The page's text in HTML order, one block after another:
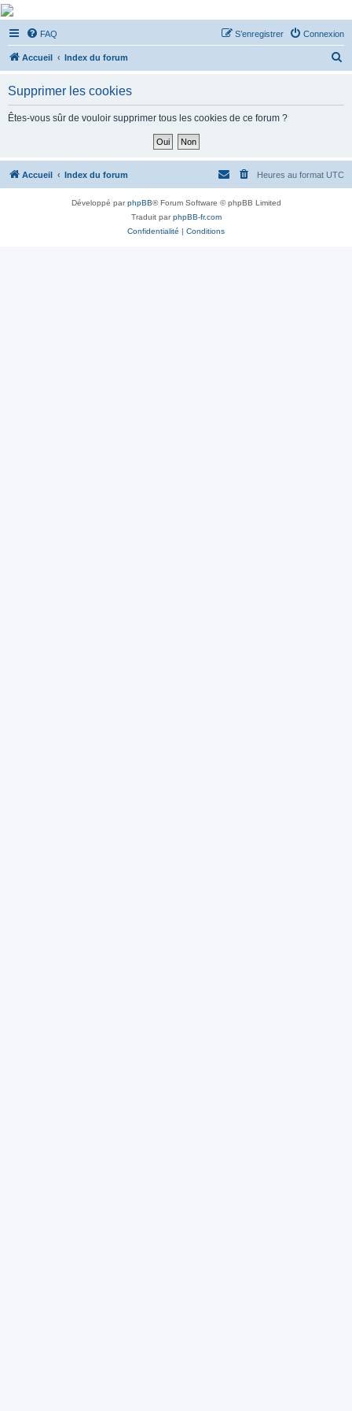
De Musicae Militari -
Forums
Forums de discussions
FAQ Connexion
S’enregistrer
Accueil Index du forum
h
Supprimer les cookies
Êtes-vous sûr de vouloir supprimer tous les cookies de ce forum ?
Accueil Index du forum Heures au format UTC
Développé parphpBB® Forum Software © phpBB Limited
Traduit parphpBB-fr.com
Confidentialité | Conditions